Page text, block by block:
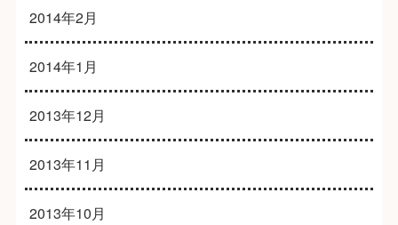
2014年2月
2014年1月
2013年12月
2013年11月
2013年10月